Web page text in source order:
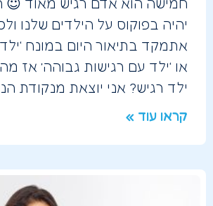
חמישה הוא אדם רגיש מאוד
יהיה בפוקוס על הילדים שלנו
אתמקד בתיאור היום במונח
או ‘ילד עם רגישות גבוהה’ אז
ילד רגיש? אני יוצאת מנקודת
קראו עוד »